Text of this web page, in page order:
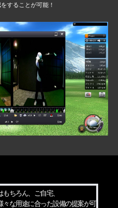
することが可能！
ちろん、ご自宅、
々な用途に合った設備の提案が可